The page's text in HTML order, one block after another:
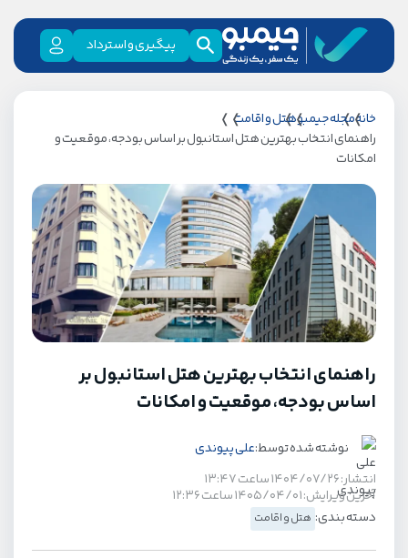
پیگیری و استرداد
خانهمجله جیمبوهتل و اقامت
راهنمای انتخاب بهترین هتل استانبول بر اساس بودجه، موقعیت و
امکانات
راهنمای انتخاب بهترین هتل استانبول بر
اساس بودجه، موقعیت و امکانات
نوشته شده توسط:علی پیوندی
انتشار: ۱۴۰۴/۰۷/۲۶ ساعت ۱۳:۴۷
آخرین ویرایش: ۱۴۰۵/۰۴/۰۱ ساعت ۱۲:۳۶
دسته بندی: هتل و اقامت